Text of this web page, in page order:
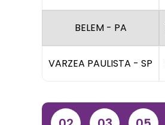
BELEM - PA
VARZEA PAULISTA - SP